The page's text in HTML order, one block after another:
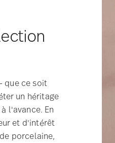
- que ce soit
un héritage
l'avance. En
et d'intérêt
porcelaine,